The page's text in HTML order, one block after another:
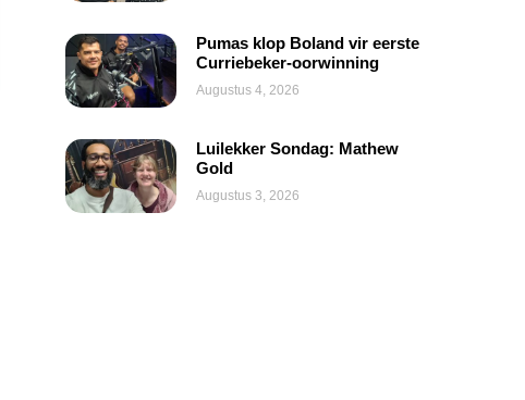
Pumas klop Boland vir eerste
Curriebeker-oorwinning
Augustus 4, 2026
Luilekker Sondag: Mathew
Gold
Augustus 3, 2026